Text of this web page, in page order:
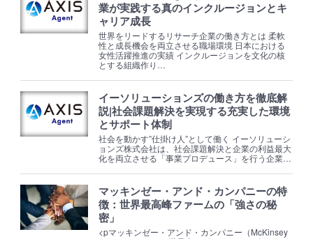
業が実践する真のインクルージョンとキ
ャリア成長
世界をリードするリサーチ企業の働き方とは 柔軟
性と成長機会を両立させる職場環境 日本における
女性活躍推進の実績 インクルージョンを文化の核
とする組織作り…
イーソリューションズの働き方を徹底解
説|社会課題解決を実現する充実した環境
とサポート体制
社会を動かす”仕掛け人”として働く イーソリューシ
ョンズ株式会社は、社会課題解決と企業の利益最大
化を両立させる「事業プロデュース」を行う企業…
マッキンゼー・アンド・カンパニーの特
徴：世界最高峰ファームの「強さの秘
密」
<pマッキンゼー・アンド・カンパニー（McKinsey